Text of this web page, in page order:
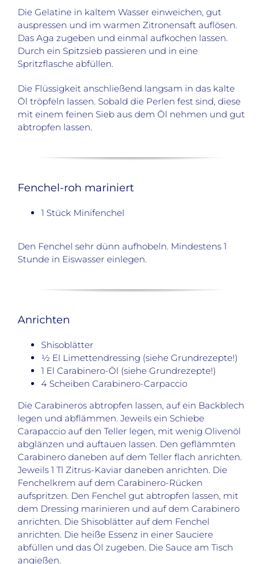
Die Gelatine in kaltem Wasser einweichen, gut
auspressen und im warmen Zitronensaft auflösen.
Das Aga zugeben und einmal aufkochen lassen.
Durch ein Spitzsieb passieren und in eine
Spritzflasche abfüllen.
Die Flüssigkeit anschließend langsam in das kalte
Öl tröpfeln lassen. Sobald die Perlen fest sind, diese
mit einem feinen Sieb aus dem Öl nehmen und gut
abtropfen lassen.
Fenchel-roh mariniert
1 Stück Minifenchel
Den Fenchel sehr dünn aufhobeln. Mindestens 1
Stunde in Eiswasser einlegen.
Anrichten
Shisoblätter
½ El Limettendressing (siehe Grundrezepte!)
1 El Carabinero-Öl (siehe Grundrezepte!)
4 Scheiben Carabinero-Carpaccio
Die Carabineros abtropfen lassen, auf ein Backblech
legen und abflämmen. Jeweils ein Schiebe
Carapaccio auf den Teller legen, mit wenig Olivenöl
abglänzen und auftauen lassen. Den geflämmten
Carabinero daneben auf dem Teller flach anrichten.
Jeweils 1 Tl Zitrus-Kaviar daneben anrichten. Die
Fenchelkrem auf dem Carabinero-Rücken
aufspritzen. Den Fenchel gut abtropfen lassen, mit
dem Dressing marinieren und auf dem Carabinero
anrichten. Die Shisoblätter auf dem Fenchel
anrichten. Die heiße Essenz in einer Sauciere
abfüllen und das Öl zugeben. Die Sauce am Tisch
angießen.